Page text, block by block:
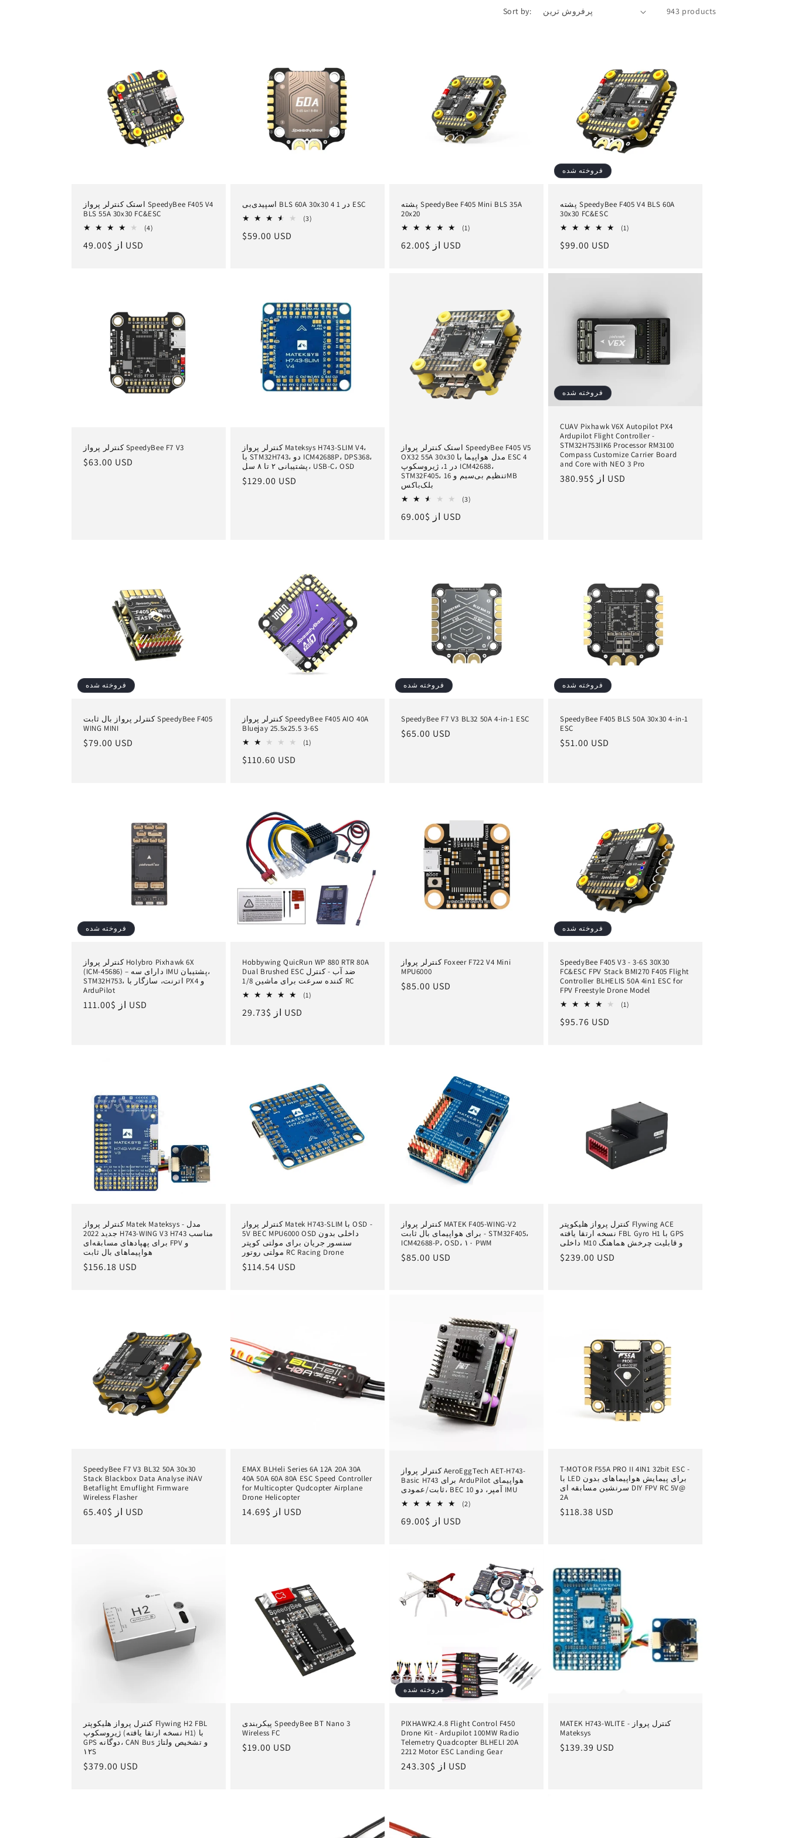
Sort by: 943 products
استک کنترلر پرواز SpeedyBee F405 V4
BLS 55A 30x30 FC&ESC
(4)
قیمت
از $49.00 USD
اسپیدی‌بی BLS 60A 30x30 4 در 1 ESC
(3)
قیمت
$59.00 USD
پشته SpeedyBee F405 Mini BLS 35A
20x20
(1)
قیمت
از $62.00 USD
فروخته شده
پشته SpeedyBee F405 V4 BLS 60A
30x30 FC&ESC
(1)
قیمت
$99.00 USD
کنترلر پرواز SpeedyBee F7 V3
قیمت
$63.00 USD
کنترلر پرواز Mateksys H743-SLIM V4،
با STM32H743، دو ICM42688P، DPS368،
پشتیبانی ۲ تا ۸ سل، USB-C، OSD
قیمت
$129.00 USD
استک کنترلر پرواز SpeedyBee F405 V5
OX32 55A 30x30 مدل هواپیما با ESC 4
در 1، ژیروسکوپ ICM42688،
STM32F405، تنظیم بی‌سیم و 16MB
بلک‌باکس
(3)
قیمت
از $69.00 USD
فروخته شده
CUAV Pixhawk V6X Autopilot PX4
Ardupilot Flight Controller -
STM32H753IIK6 Processor RM3100
Compass Customize Carrier Board
and Core with NEO 3 Pro
قیمت
از $380.95 USD
فروخته شده
کنترلر پرواز بال ثابت SpeedyBee F405
WING MINI
قیمت
$79.00 USD
کنترلر پرواز SpeedyBee F405 AIO 40A
Bluejay 25.5x25.5 3-6S
(1)
قیمت
$110.60 USD
فروخته شده
SpeedyBee F7 V3 BL32 50A 4-in-1 ESC
قیمت
$65.00 USD
فروخته شده
SpeedyBee F405 BLS 50A 30x30 4-in-1
ESC
قیمت
$51.00 USD
فروخته شده
کنترلر پرواز Holybro Pixhawk 6X
(ICM-45686) – دارای سه IMU پشتیبان،
STM32H753، اترنت، سازگار با PX4 و
ArduPilot
قیمت
از $111.00 USD
Hobbywing QuicRun WP 880 RTR 80A
Dual Brushed ESC ضد آب - کنترل
کننده سرعت برای ماشین 1/8 RC
(1)
قیمت
از $29.73 USD
کنترلر پرواز Foxeer F722 V4 Mini
MPU6000
قیمت
$85.00 USD
فروخته شده
SpeedyBee F405 V3 - 3-6S 30X30
FC&ESC FPV Stack BMI270 F405 Flight
Controller BLHELIS 50A 4in1 ESC for
FPV Freestyle Drone Model
(1)
قیمت
$95.76 USD
کنترلر پرواز Matek Mateksys - مدل
جدید 2022 H743-WING V3 H743 مناسب
برای پهپادهای مسابقه‌ای FPV و
هواپیماهای بال ثابت
قیمت
$156.18 USD
کنترلر پرواز Matek H743-SLIM با OSD -
5V BEC MPU6000 OSD داخلی بدون
سنسور جریان برای مولتی کوپتر
مولتی روتور RC Racing Drone
قیمت
$114.54 USD
کنترلر پرواز MATEK F405-WING-V2
برای هواپیمای بال ثابت - STM32F405،
ICM42688-P، OSD، ۱۰ PWM
قیمت
$85.00 USD
کنترل پرواز هلیکوپتر Flywing ACE
نسخه ارتقا یافته FBL Gyro H1 با GPS
داخلی M10 و قابلیت چرخش هماهنگ
قیمت
$239.00 USD
SpeedyBee F7 V3 BL32 50A 30x30
Stack Blackbox Data Analyse iNAV
Betaflight Emuflight Firmware
Wireless Flasher
قیمت
از $65.40 USD
EMAX BLHeli Series 6A 12A 20A 30A
40A 50A 60A 80A ESC Speed ​​Controller
for Multicopter Qudcopter Airplane
Drone Helicopter
قیمت
از $14.69 USD
کنترلر پرواز AeroEggTech AET-H743-
Basic H743 برای ArduPilot هواپیمای
ثابت/عمودی، BEC 10 آمپر، دو IMU
(2)
قیمت
از $69.00 USD
T-MOTOR F55A PRO II 4IN1 32bit ESC -
با LED برای پیمایش هواپیماهای بدون
سرنشین مسابقه ای DIY FPV RC 5V@
2A
قیمت
$118.38 USD
کنترل پرواز هلیکوپتر Flywing H2 FBL
ژیروسکوپ (نسخه ارتقا یافته H1) با
GPS دوگانه، CAN Bus و تشخیص ولتاژ
۱۲S
قیمت
$379.00 USD
پیکربندی SpeedyBee BT Nano 3
Wireless FC
قیمت
$19.00 USD
فروخته شده
PIXHAWK2.4.8 Flight Control F450
Drone Kit - Ardupilot 100MW Radio
Telemetry Quadcopter BLHELI 20A
2212 Motor ESC Landing Gear
قیمت
از $243.30 USD
MATEK H743-WLITE - کنترل پرواز
Mateksys
قیمت
$139.39 USD